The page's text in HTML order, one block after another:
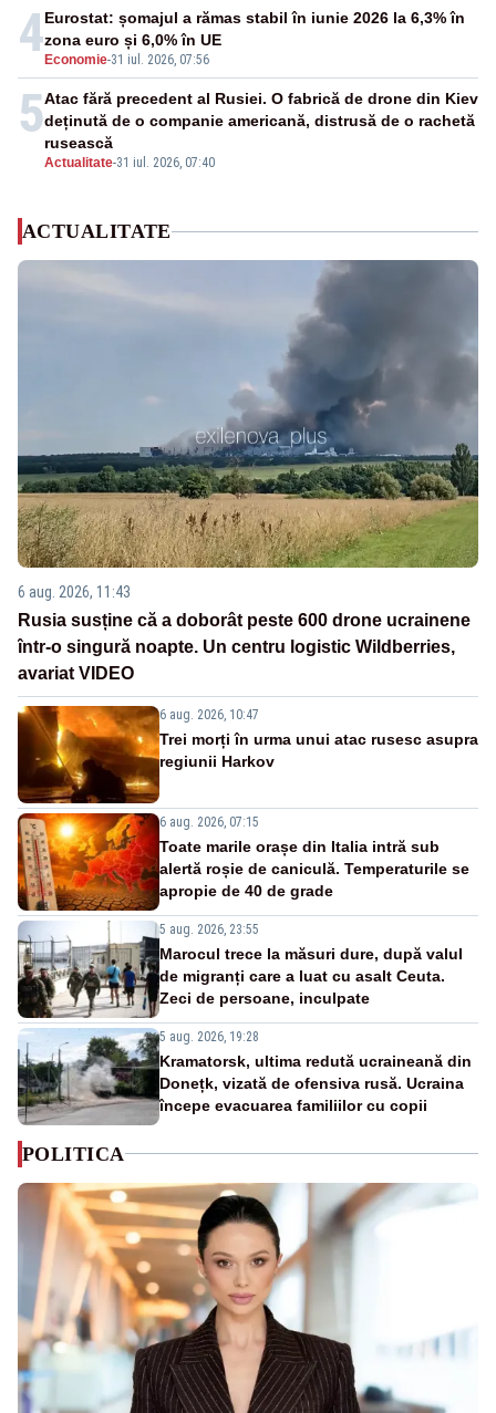
4 Economie-31 iul. 2026, 07:56
Eurostat: șomajul a rămas stabil în iunie 2026 la 6,3% în
zona euro și 6,0% în UE
5
Actualitate-31 iul. 2026, 07:40
Atac fără precedent al Rusiei. O fabrică de drone din Kiev
deținută de o companie americană, distrusă de o rachetă
rusească
ACTUALITATE
6 aug. 2026, 11:43
Rusia susține că a doborât peste 600 drone ucrainene
într-o singură noapte. Un centru logistic Wildberries,
avariat VIDEO
6 aug. 2026, 10:47
Trei morți în urma unui atac rusesc asupra
regiunii Harkov
6 aug. 2026, 07:15
Toate marile orașe din Italia intră sub
alertă roșie de caniculă. Temperaturile se
apropie de 40 de grade
5 aug. 2026, 23:55
Marocul trece la măsuri dure, după valul
de migranți care a luat cu asalt Ceuta.
Zeci de persoane, inculpate
5 aug. 2026, 19:28
Kramatorsk, ultima redută ucraineană din
Donețk, vizată de ofensiva rusă. Ucraina
începe evacuarea familiilor cu copii
POLITICA